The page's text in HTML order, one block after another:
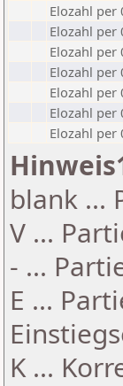
Elozahl per
Elozahl per
Elozahl per
Elozahl per
Elozahl per
Elozahl per
Elozahl per
blank ...
V ...
- ...
E ...
K ...